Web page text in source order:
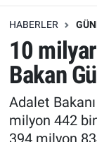
HABERLER
10
Bakan
Adalet
milyon 442
Erişim
Ekonomi
Trend
Erişim
Spor
Ekonomi
Erişim
Tüm
Son